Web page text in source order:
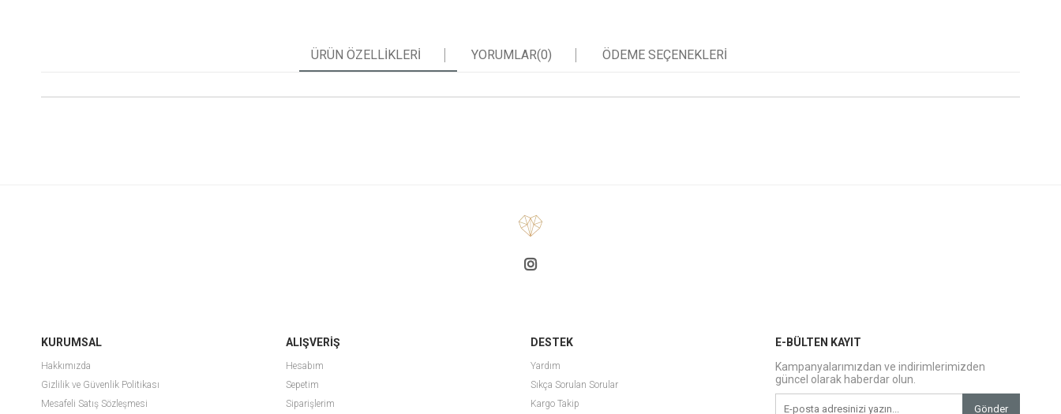
ÜRÜN ÖZELLIKLERI YORUMLAR(0) ÖDEME SEÇENEKLERI
KURUMSAL
Hakkımızda
Gizlilik ve Güvenlik Politikası
Mesafeli Satış Sözleşmesi
ALIŞVERİŞ
Hesabım
Sepetim
Siparişlerim
DESTEK
Yardım
Sıkça Sorulan Sorular
Kargo Takip
E-BÜLTEN KAYIT
Kampanyalarımızdan ve indirimlerimizden
güncel olarak haberdar olun.
Gönder